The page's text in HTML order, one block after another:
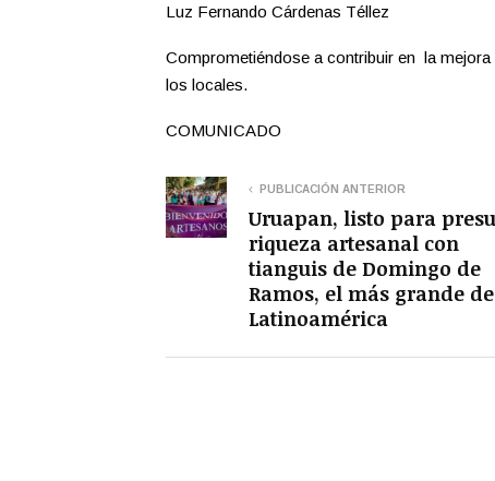
Luz Fernando Cárdenas Téllez
Comprometiéndose a contribuir en la
los locales.
COMUNICADO
PUBLICACIÓN ANTERIOR
Uruapan, listo para
riqueza artesanal con
tianguis de Domingo de
Ramos, el más grande de
Latinoamérica